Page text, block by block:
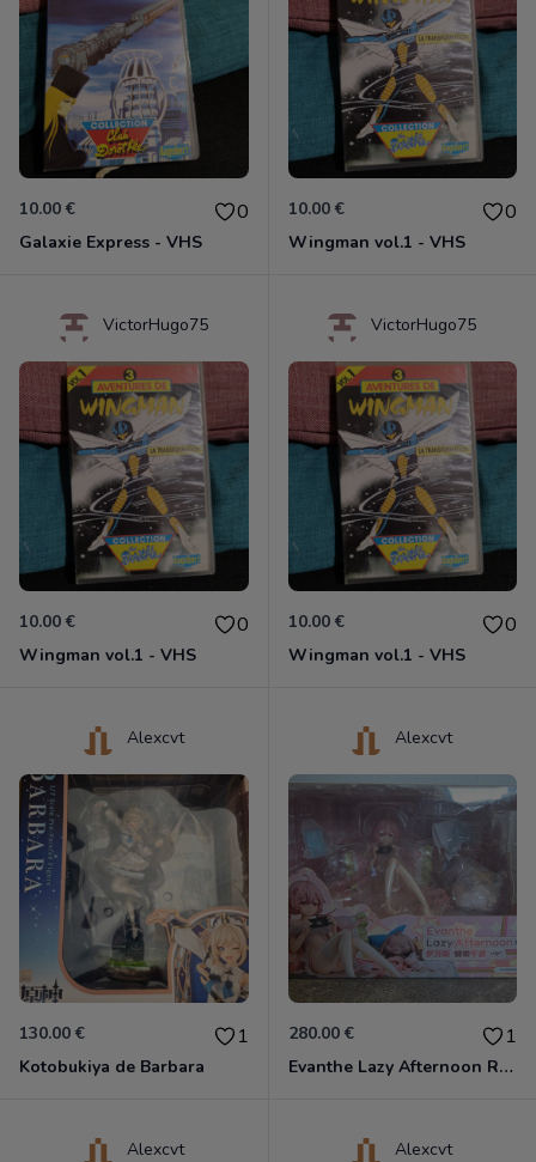
10.00 € 0
Galaxie Express - VHS
10.00 € 0
Wingman vol.1 - VHS
VictorHugo75
10.00 € 0
Wingman vol.1 - VHS
VictorHugo75
10.00 € 0
Wingman vol.1 - VHS
Alexcvt
130.00 € 1
Kotobukiya de Barbara
Alexcvt
280.00 € 1
Evanthe Lazy Afternoon Red Pride of Eden
Alexcvt Alexcvt